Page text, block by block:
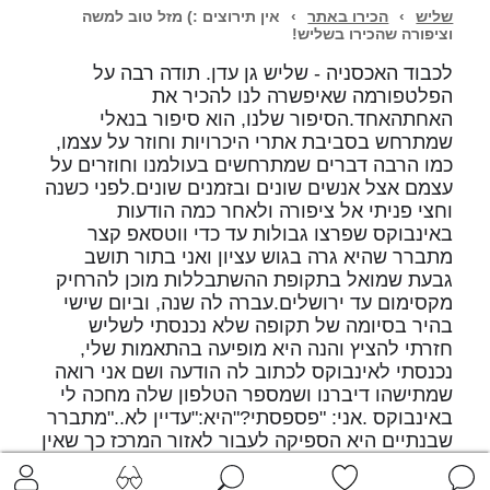
שליש › הכירו באתר ›
אין תירוצים :) מזל טוב למשה
וציפורה שהכירו בשליש!
לכבוד האכסניה - שליש גן עדן. תודה רבה על
הפלטפורמה שאיפשרה לנו להכיר את
האחתהאחד.הסיפור שלנו, הוא סיפור בנאלי
שמתרחש בסביבת אתרי היכרויות וחוזר על עצמו,
כמו הרבה דברים שמתרחשים בעולמנו וחוזרים על
עצמם אצל אנשים שונים ובזמנים שונים.לפני כשנה
וחצי פניתי אל ציפורה ולאחר כמה הודעות
באינבוקס שפרצו גבולות עד כדי ווטסאפ קצר
מתברר שהיא גרה בגוש עציון ואני בתור תושב
גבעת שמואל בתקופת ההשתבללות מוכן להרחיק
מקסימום עד ירושלים.עברה לה שנה, וביום שישי
בהיר בסיומה של תקופה שלא נכנסתי לשליש
חזרתי להציץ והנה היא מופיעה בהתאמות שלי,
נכנסתי לאינבוקס לכתוב לה הודעה ושם אני רואה
שמתישהו דיברנו ושמספר הטלפון שלה מחכה לי
באינבוקס .אני: "פספסתי?"היא:"עדיין לא.."מתברר
שבנתיים היא הספיקה לעבור לאזור המרכז כך שאין